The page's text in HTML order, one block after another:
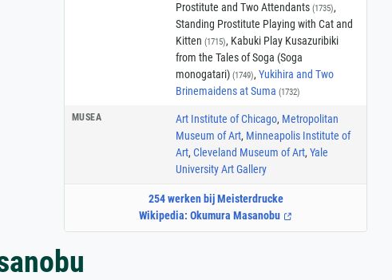
Prostitute and Two Attendants (1735),
Standing Prostitute Playing with Cat and
Kitten (1715), Kabuki Play Kusazuribiki
from the Tales of Soga (Soga
monogatari) (1749), Yukihira and Two
Brinemaidens at Suma (1732)
MUSEA Art Institute of Chicago, Metropolitan
Museum of Art, Minneapolis Institute of
Art, Cleveland Museum of Art, Yale
University Art Gallery
254 werken bij Meisterdrucke
Wikipedia: Okumura Masanobu